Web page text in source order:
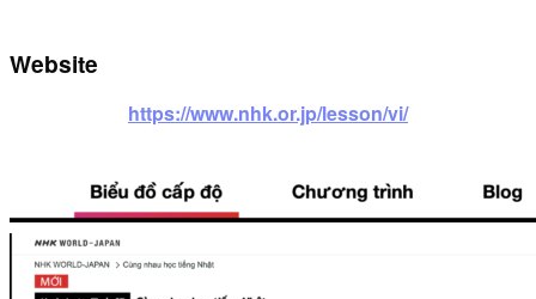
Website
https://www.nhk.or.jp/lesson/vi/